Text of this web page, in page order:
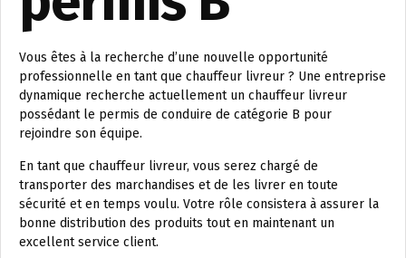
Vous êtes à la recherche d’une nouvelle opportunité
professionnelle en tant que chauffeur livreur ? Une entreprise
dynamique recherche actuellement un chauffeur livreur
possédant le permis de conduire de catégorie B pour
rejoindre son équipe.
En tant que chauffeur livreur, vous serez chargé de
transporter des marchandises et de les livrer en toute
sécurité et en temps voulu. Votre rôle consistera à assurer la
bonne distribution des produits tout en maintenant un
excellent service client.